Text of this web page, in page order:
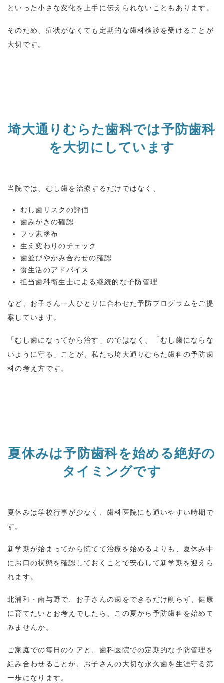
といった小さな変化を上手に伝えられないこともあります。
そのため、症状がなくても定期的な歯科検診を受けることが
大切です。
埼大通りむらた歯科では予防歯科
を大切にしています
当院では、むし歯を治療するだけではなく、
むし歯リスクの評価
歯みがきの確認
フッ素塗布
生え変わりのチェック
歯並びやかみ合わせの確認
食生活のアドバイス
担当歯科衛生士による継続的な予防管理
など、お子さん一人ひとりに合わせた予防プログラムをご提
案しています。
「むし歯になってから治す」のではなく、「むし歯にならな
いように守る」ことが、私たち埼大通りむらた歯科の予防歯
科の考え方です。
夏休みは予防歯科を始める絶好の
タイミングです
夏休みは学校行事が少なく、歯科医院にも通いやすい時期で
す。
新学期が始まってから慌てて治療を始めるよりも、夏休み中
にお口の状態を確認しておくことで安心して新学期を迎えら
れます。
北浦和・南与野で、お子さんの歯をできるだけ削らず、健康
に育てたいとお考えでしたら、この夏から予防歯科を始めて
みませんか。
ご家庭での毎日のケアと、歯科医院での定期的な予防管理を
組み合わせることが、お子さんの大切な永久歯を生涯守る第
一歩になります。